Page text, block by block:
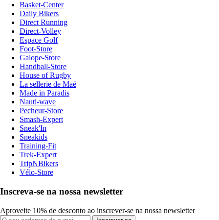
Basket-Center
Daily Bikers
Direct Running
Direct-Volley
Espace Golf
Foot-Store
Galope-Store
Handball-Store
House of Rugby
La sellerie de Maé
Made in Paradis
Nauti-wave
Pecheur-Store
Smash-Expert
Sneak'In
Sneakids
Training-Fit
Trek-Expert
TripNBikers
Vélo-Store
Inscreva-se na nossa newsletter
Aproveite 10% de desconto ao inscrever-se na nossa newsletter